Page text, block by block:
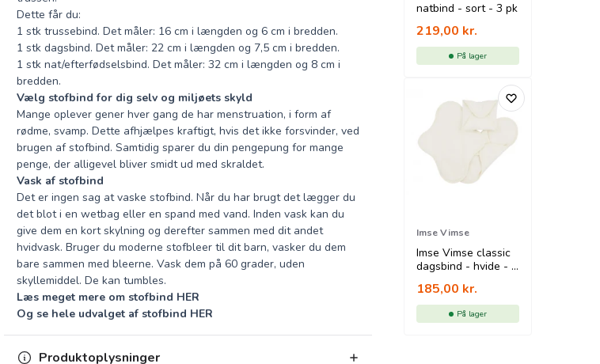
Dette får du:
1 stk trussebind. Det måler: 16 cm i længden og 6 cm i bredden.
1 stk dagsbind. Det måler: 22 cm i længden og 7,5 cm i bredden.
1 stk nat/efterfødselsbind. Det måler: 32 cm i længden og 8 cm i
bredden.
Vælg stofbind for dig selv og miljøets skyld
Mange oplever gener hver gang de har menstruation, i form af
rødme, svamp. Dette afhjælpes kraftigt, hvis det ikke forsvinder, ved
brugen af stofbind. Samtidig sparer du din pengepung for mange
penge, der alligevel bliver smidt ud med skraldet.
Vask af stofbind
Det er ingen sag at vaske stofbind. Når du har brugt det lægger du
det blot i en wetbag eller en spand med vand. Inden vask kan du
give dem en kort skylning og derefter sammen med dit andet
hvidvask. Bruger du moderne stofbleer til dit barn, vasker du dem
bare sammen med bleerne. Vask dem på 60 grader, uden
skyllemiddel. De kan tumbles.
Læs meget mere om stofbind HER
Og se hele udvalget af stofbind HER
Produktoplysninger
natbind - sort - 3 pk
219,00 kr.
På lager
Imse Vimse
Imse Vimse classic
dagsbind - hvide - 3
185,00 kr.
På lager